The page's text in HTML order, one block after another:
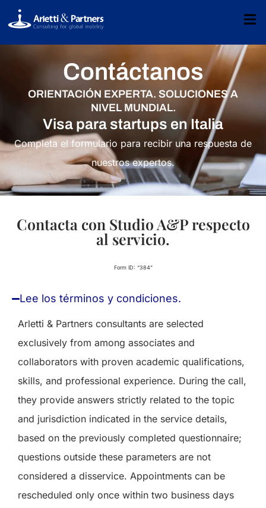
Contáctanos
ORIENTACIÓN EXPERTA. SOLUCIONES A
NIVEL MUNDIAL.
Visa para startups en Italia
Completa el formulario para recibir una respuesta de
nuestros expertos.
Contacta con Studio A&P respecto
al servicio.
Form ID: “384”
Lee los términos y condiciones.
Arletti & Partners consultants are selected
exclusively from among associates and
collaborators with proven academic qualifications,
skills, and professional experience. During the call,
they provide answers strictly related to the topic
and jurisdiction indicated in the service details,
based on the previously completed questionnaire;
questions outside these parameters are not
considered a disservice. Appointments can be
rescheduled only once within two business days